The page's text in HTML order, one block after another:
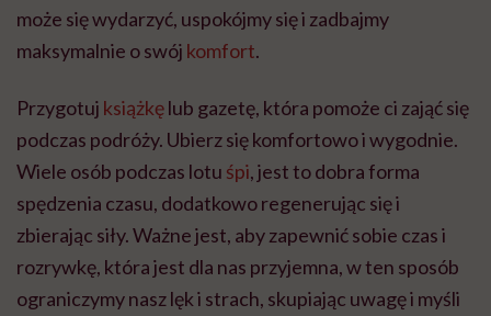
może się wydarzyć, uspokójmy się i zadbajmy
maksymalnie o swój komfort.
Przygotuj książkęlub gazetę, która pomoże ci zająć się
podczas podróży. Ubierz się komfortowo i wygodnie.
Wiele osób podczas lotu śpi, jest to dobra forma
spędzenia czasu, dodatkowo regenerując się i
zbierając siły. Ważne jest, aby zapewnić sobie czas i
rozrywkę, która jest dla nas przyjemna, w ten sposób
ograniczymy nasz lęk i strach, skupiając uwagę i myśli